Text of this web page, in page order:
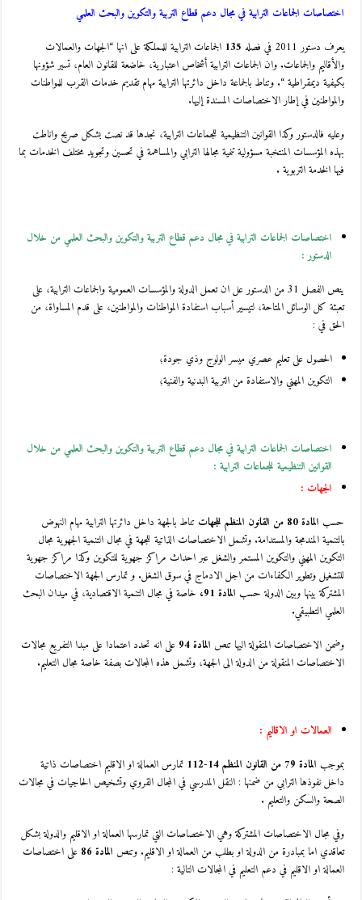
اختصاصات الجماعات الترابية في مجال دعم قطاع التربية والتكوين والبحث العلمي
يعرف دستور 2011 في فصله
135 الجماعات الترابية للمملكة على انها “الجهات والعمالات
والأقاليم والجماعات. وان الجماعات الترابية أشخاص اعتبارية، خاضعة للقانون العام، تسير شؤونها
بكيفية ديمقراطية “. وتناط بالجماعة داخل دائرتها الترابية مهام تقديم خدمات القرب للمواطنات
والمواطنين في إطار الاختصاصات المسندة إليها.
وعليه فالدستور وكذا القوانين التنظيمية للجماعات الترابية، نجدها قد نصت بشكل صريح واناطت
بهذه المؤسسات المنتخبة مسؤولية تنمية مجالها الترابي والمساهمة في تحسين وتجويد مختلف الخدمات بما
فيها الخدمة التربوية .
اختصاصات الجماعات الترابية في مجال دعم قطاع التربية والتكوين والبحث العلمي من خلال
الدستور :
ينص الفصل 31 من الدستور عل ان تعمل الدولة والمؤسسات العمومية والجماعات الترابية، على
تعبئة كل الوسائل المتاحة، لتيسير أسباب استفادة المواطنات والمواطنين، على قدم المساواة، من
الحق في :
الحصول على تعليم عصري ميسر الولوج وذي جودة؛
التكوين المهني والاستفادة من التربية البدنية والفنية؛
اختصاصات الجماعات الترابية في مجال دعم قطاع التربية والتكوين والبحث العلمي من خلال
القوانين التنظيمية للجماعات الترابية :
الجهات :
حسب المادة 80 من القانون المنظم للجهات
تناط بالجهة داخل دائرتها الترابية مهام النهوض
بالتنمية المندمجة والمستدامة. وتشمل الاختصاصات الذاتية للجهة في مجال التنمية الجهوية مجال
التكوين المهني والتكوين المستمر والشغل عبر احداث مراكز جهوية للتكوين وكذا مراكز جهوية
للتشغيل وتطوير الكفاءات من اجل الادماج في سوق الشغل. و تمارس الجهة الاختصاصات
المشتركة بينها وبين الدولة حسب المادة 91،
خاصة في مجال التنمية الاقتصادية، في ميدان البحث
العلمي التطبيقي.
وضمن الاختصاصات المنقولة اليها تنص المادة 94
على انه تحدد اعتمادا على مبدا التفريع مجالات
الاختصاصات المنقولة من الدولة الى الجهة، وتشمل هذه المجالات بصفة خاصة مجال التعليم.
العمالات او الاقاليم :
بموجب المادة 79 من القانون المنظم 14-112
تمارس العمالة او الاقليم اختصاصات ذاتية
داخل نفوذها الترابي من ضمنها : النقل المدرسي في المجال القروي وتشخيص الحاجيات في مجالات
الصحة والسكن والتعليم .
وفي مجال الاختصاصات المشتركة وهي الاختصاصات التي تمارسها العمالة او الاقليم والدولة بشكل
تعاقدي اما بمبادرة من الدولة او بطلب من العمالة او الاقليم. وتنص المادة 86
على اختصاصات
العمالة او الاقليم في دعم التعليم في المجالات التالية :